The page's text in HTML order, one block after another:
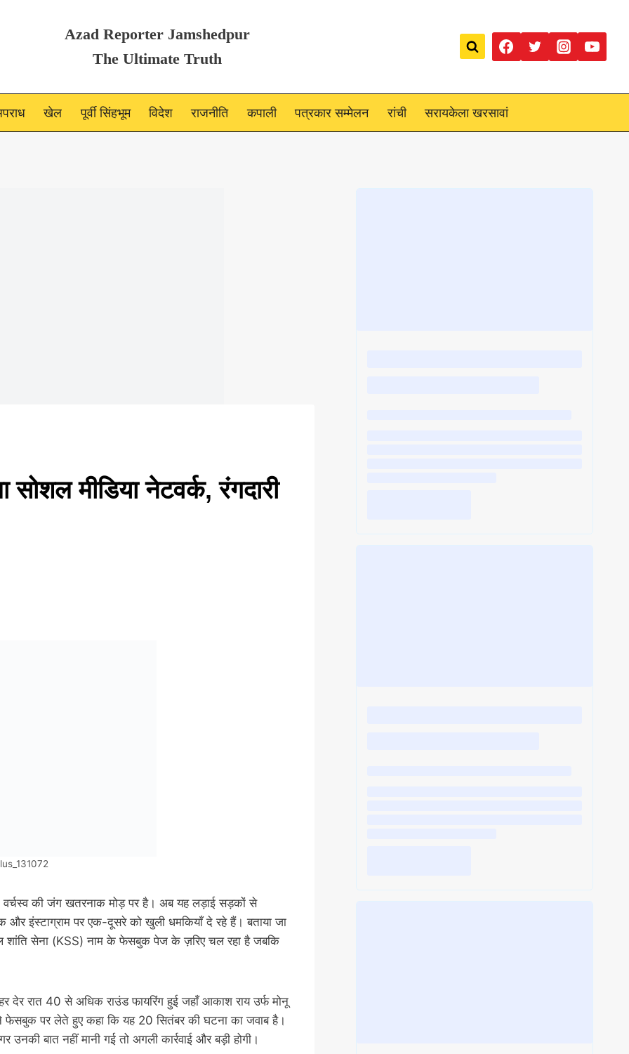
Azad Reporter Jamshedpur
The Ultimate Truth
खेल पूर्वी सिंहभूम विदेश राजनीति कपाली पत्रकार सम्मेलन रांची सरायकेला खरसावां
मीडिया नेटवर्क, रंगदारी
की जंग खतरनाक मोड़ पर है। अब यह लड़ाई सड़कों से
इंस्टाग्राम पर एक-दूसरे को खुली धमकियाँ दे रहे हैं। बताया जा
शांति सेना (KSS) नाम के फेसबुक पेज के ज़रिए चल रहा है जबकि
देर रात 40 से अधिक राउंड फायरिंग हुई जहाँ आकाश राय उर्फ मोनू
फेसबुक पर लेते हुए कहा कि यह 20 सितंबर की घटना का जवाब है।
बात नहीं मानी गई तो अगली कार्रवाई और बड़ी होगी।